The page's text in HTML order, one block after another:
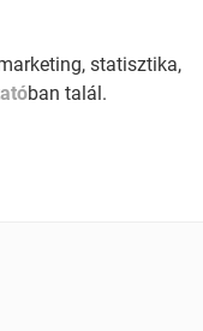
statisztika,
ban talál.